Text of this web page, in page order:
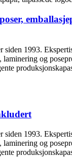
1993.
og
1993.
og